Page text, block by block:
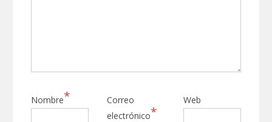
Nombre*
Correo
electrónico*
Web